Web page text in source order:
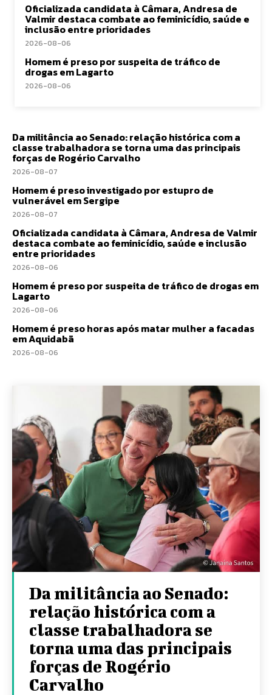
Oficializada candidata à Câmara, Andresa de
Valmir destaca combate ao feminicídio, saúde e
inclusão entre prioridades
2026-08-06
Homem é preso por suspeita de tráfico de
drogas em Lagarto
2026-08-06
Da militância ao Senado: relação histórica com a
classe trabalhadora se torna uma das principais
forças de Rogério Carvalho
2026-08-07
Homem é preso investigado por estupro de
vulnerável em Sergipe
2026-08-07
Oficializada candidata à Câmara, Andresa de Valmir
destaca combate ao feminicídio, saúde e inclusão
entre prioridades
2026-08-06
Homem é preso por suspeita de tráfico de drogas em
Lagarto
2026-08-06
Homem é preso horas após matar mulher a facadas
em Aquidabã
2026-08-06
Da militância ao Senado:
relação histórica com a
classe trabalhadora se
torna uma das principais
forças de Rogério
Carvalho